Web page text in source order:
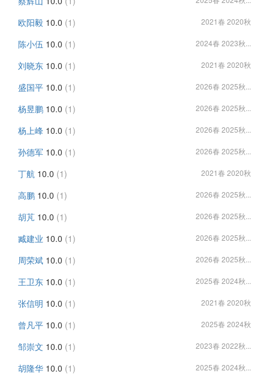
欧阳毅 10.0 (1) 2021春 2020秋
陈小伍 10.0 (1) 2024春 2023秋...
刘晓东 10.0 (1) 2021春 2020秋
盛国平 10.0 (1) 2026春 2025秋...
杨昱鹏 10.0 (1) 2026春 2025秋...
杨上峰 10.0 (1) 2026春 2025秋...
孙德军 10.0 (1) 2026春 2025秋...
丁航 10.0 (1) 2021春 2020秋
高鹏 10.0 (1) 2026春 2025秋...
胡芃 10.0 (1) 2026春 2025秋...
臧建业 10.0 (1) 2026春 2025秋...
周荣斌 10.0 (1) 2026春 2025秋...
王卫东 10.0 (1) 2025春 2024秋...
张信明 10.0 (1) 2021春 2020秋
曾凡平 10.0 (1) 2025春 2024秋
邹崇文 10.0 (1) 2023春 2022秋...
胡隆华 10.0 (1) 2025春 2024秋...